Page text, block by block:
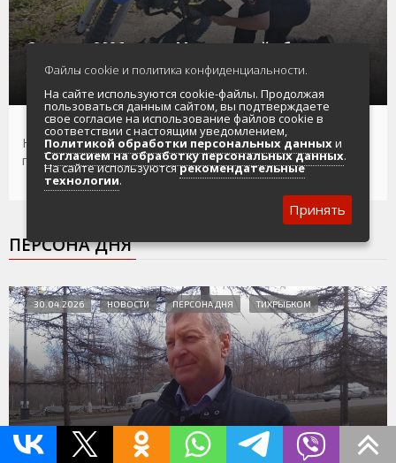
С начала 2026 года в Магаданской области
произошло восемь дорожных аварий с
участием мототранспортных средств
На Колыме госавтоинспекторы подвели итоги
профилактического мероприятия «Мототранспорт»
ПЕРСОНА ДНЯ
Михаил Котов: колымские рыбаки готовятся к
сюрпризам на лососевой путине
30.04.2026 НОВОСТИ ПЕРСОНА ДНЯ ТИХРЫБКОМ
Файлы cookie и политика конфиденциальности.
На сайте используются cookie-файлы. Продолжая
пользоваться данным сайтом, вы подтверждаете
свое согласие на использование файлов cookie в
соответствии с настоящим уведомлением,
Политикой обработки персональных данныхи
Согласием на обработку персональных данных.
На сайте используютсярекомендательные
технологии.
Принять